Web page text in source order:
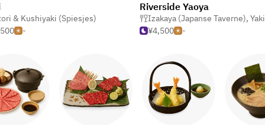
,Japans
& Kushiyaki (Spiesjes)
-
Riverside Yaoya
Izakaya (Japanse Taverne), Yakitori &
¥4,500
-